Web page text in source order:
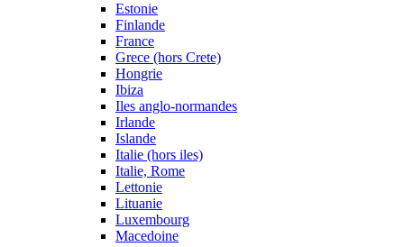
Estonie
Finlande
France
Grece (hors Crete)
Hongrie
Ibiza
Iles anglo-normandes
Irlande
Islande
Italie (hors iles)
Italie, Rome
Lettonie
Lituanie
Luxembourg
Macedoine